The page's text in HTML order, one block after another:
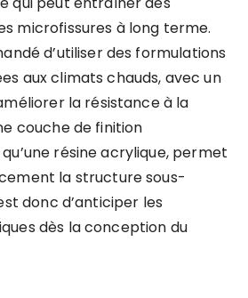
microfissures à long terme.
d’utiliser des formulations
aux climats chauds, avec un
la résistance à la
couche de finition
résine acrylique, permet
la structure sous-
donc d’anticiper les
dès la conception du